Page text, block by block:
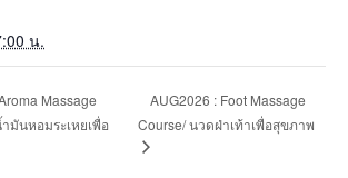
น.
Massage
มันหอมระเหยเพื่อ
AUG2026 : Foot Massage
Course/ นวดฝ่าเท้าเพื่อสุขภาพ